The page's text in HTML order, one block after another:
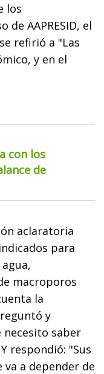
los
de AAPRESID, el
refirió a "Las
y en el
con los
de
aclaratoria
para
macroporos
la
y
necesito saber
respondió: "Sus
a depender de